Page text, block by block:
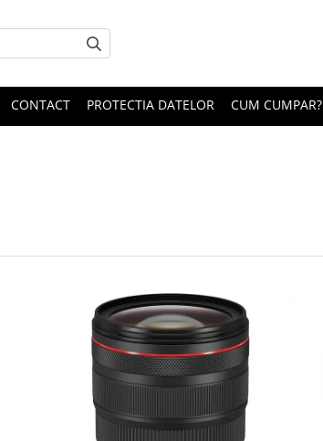
CONTACT PROTECTIA DATELOR CUM CUMPAR?